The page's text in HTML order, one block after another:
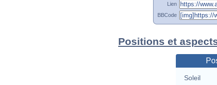
Lien
BBCode
Positions et
Soleil